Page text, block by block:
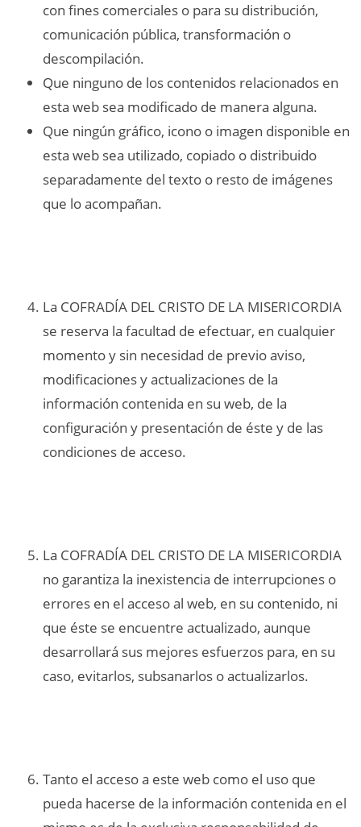
con fines comerciales o para su distribución,
comunicación pública, transformación o
descompilación.
Que ninguno de los contenidos relacionados en
esta web sea modificado de manera alguna.
Que ningún gráfico, icono o imagen disponible en
esta web sea utilizado, copiado o distribuido
separadamente del texto o resto de imágenes
que lo acompañan.
La COFRADÍA DEL CRISTO DE LA MISERICORDIA
se reserva la facultad de efectuar, en cualquier
momento y sin necesidad de previo aviso,
modificaciones y actualizaciones de la
información contenida en su web, de la
configuración y presentación de éste y de las
condiciones de acceso.
La COFRADÍA DEL CRISTO DE LA MISERICORDIA
no garantiza la inexistencia de interrupciones o
errores en el acceso al web, en su contenido, ni
que éste se encuentre actualizado, aunque
desarrollará sus mejores esfuerzos para, en su
caso, evitarlos, subsanarlos o actualizarlos.
Tanto el acceso a este web como el uso que
pueda hacerse de la información contenida en el